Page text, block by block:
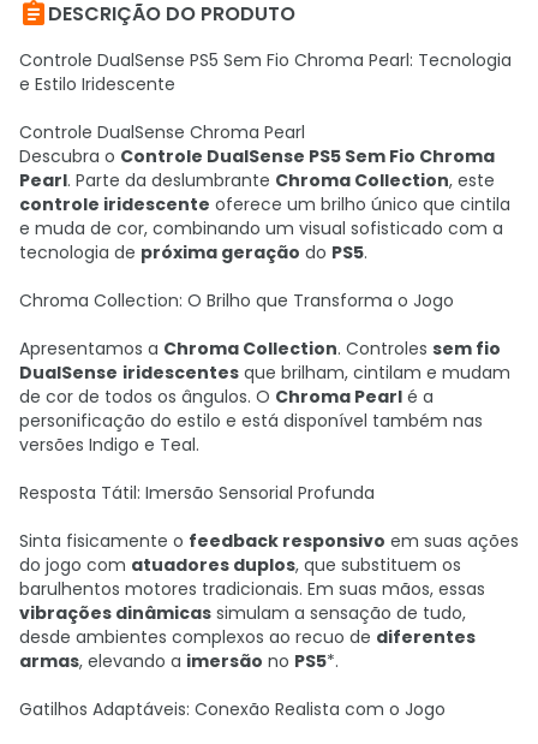
DESCRIÇÃO DO PRODUTO
Controle DualSense PS5 Sem Fio Chroma Pearl: Tecnologia
e Estilo Iridescente
Controle DualSense Chroma Pearl
Descubra o Controle DualSense PS5 Sem Fio Chroma
Pearl. Parte da deslumbrante Chroma Collection, este
controle iridescente oferece um brilho único que cintila
e muda de cor, combinando um visual sofisticado com a
tecnologia de próxima geração do PS5.
Chroma Collection: O Brilho que Transforma o Jogo
Apresentamos a Chroma Collection. Controles sem fio
DualSense iridescentes que brilham, cintilam e mudam
de cor de todos os ângulos. O Chroma Pearl é a
personificação do estilo e está disponível também nas
versões Indigo e Teal.
Resposta Tátil: Imersão Sensorial Profunda
Sinta fisicamente o feedback responsivo em suas ações
do jogo com atuadores duplos, que substituem os
barulhentos motores tradicionais. Em suas mãos, essas
vibrações dinâmicas simulam a sensação de tudo,
desde ambientes complexos ao recuo de diferentes
armas, elevando a imersão no PS5*.
Gatilhos Adaptáveis: Conexão Realista com o Jogo